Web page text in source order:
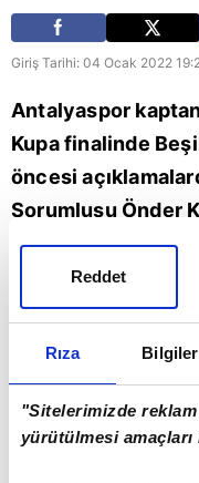
Rıza Bilgiler
"Sitelerimizde
yürütülmesi amaçları
Reddet
Giriş Tarihi: 04 Ocak 2022
Antalyaspor
Kupa finalinde
öncesi
Sorumlusu Önder
tecrübeli futbolcu,
dönemde Önder
antrenördü.
diliyorum, umarım
Futbol Beşiktaş